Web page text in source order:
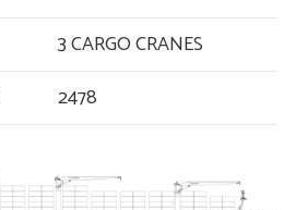
3 CARGO CRANES
2478